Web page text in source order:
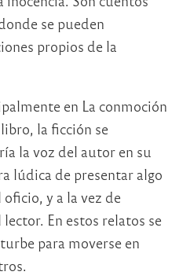
se pueden
propios de la
en La conmoción
la ficción se
la voz del autor en su
lúdica de presentar algo
y a la vez de
En estos relatos se
para moverse en